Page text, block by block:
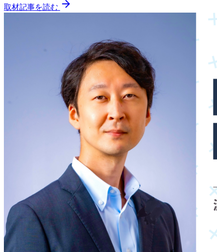
取材記事を読む